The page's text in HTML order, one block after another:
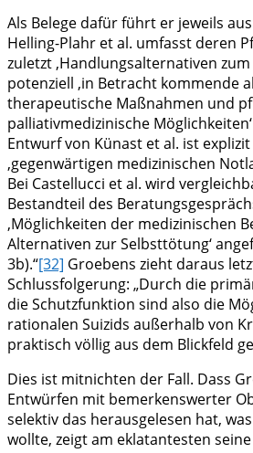
Als Belege dafür führt er jeweils
Helling-Plahr et al. umfasst deren
zuletzt ‚Handlungsalternativen zum
potenziell ‚in Betracht kommende
therapeutische Maßnahmen und
palliativmedizinische Möglichkeiten‘
Entwurf von Künast et al. ist
‚gegenwärtigen medizinischen
Bei Castellucci et al. wird
Bestandteil des
‚Möglichkeiten der medizinischen
Alternativen zur Selbsttötung‘
3b).“[32] Groebens zieht daraus
Schlussfolgerung: „Durch die
die Schutzfunktion sind also die
rationalen Suizids außerhalb von
praktisch völlig aus dem Blickfeld
Dies ist mitnichten der Fall. Dass
Entwürfen mit bemerkenswerter
selektiv das herausgelesen hat,
wollte, zeigt am eklatantesten